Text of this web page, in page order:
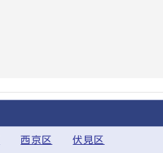
西京区 伏見区